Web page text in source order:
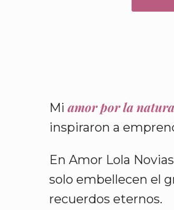
Mi amor por la
inspiraron a
En Amor Lola
solo embellecen el
recuerdos eternos.